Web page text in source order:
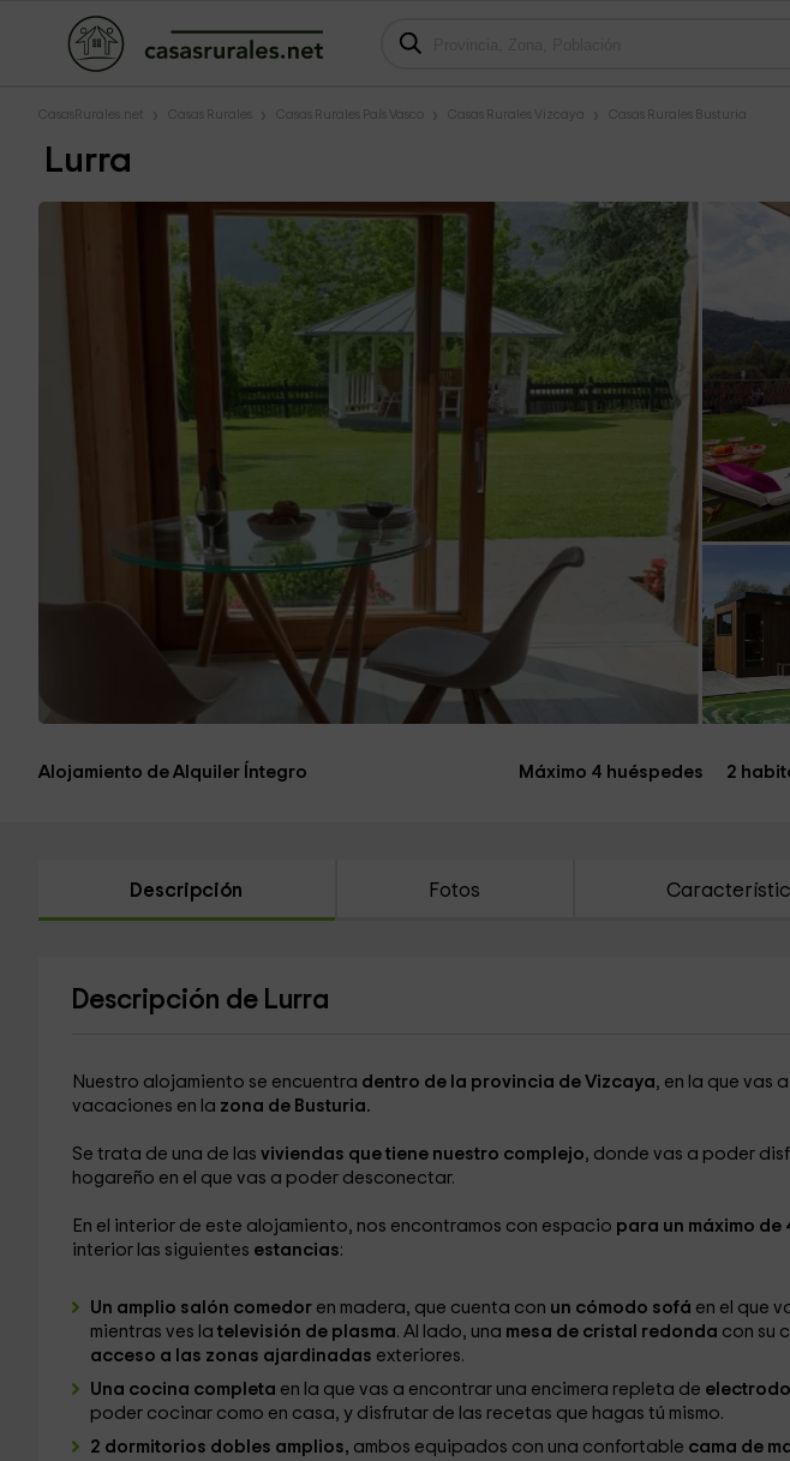
CasasRurales.net Casas Rurales Casas Rurales País Vasco Casas Rurales Vizcaya Casas Rurales Busturia
Lurra
Alojamiento de Alquiler Íntegro Máximo 4 huéspedes 2
Descripción Fotos
Descripción de Lurra
Nuestro alojamiento se encuentra dentro de la provincia de Vizcaya, en la que vas
vacaciones en la zona de Busturia.
Se trata de una de las viviendas que tiene nuestro complejo, donde vas a poder
hogareño en el que vas a poder desconectar.
En el interior de este alojamiento, nos encontramos con espacio para un máximo de
interior las siguientes estancias:
Un amplio salón comedor en madera, que cuenta con un cómodo sofá en el que
mientras ves la televisión de plasma. Al lado, una mesa de cristal redonda con su
acceso a las zonas ajardinadas exteriores.
Una cocina completa en la que vas a encontrar una encimera repleta de
poder cocinar como en casa, y disfrutar de las recetas que hagas tú mismo.
2 dormitorios dobles amplios, ambos equipados con una confortable cama de